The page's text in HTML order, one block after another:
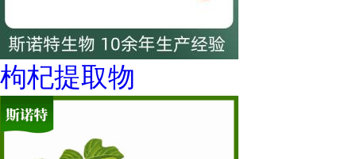
枸杞提取物